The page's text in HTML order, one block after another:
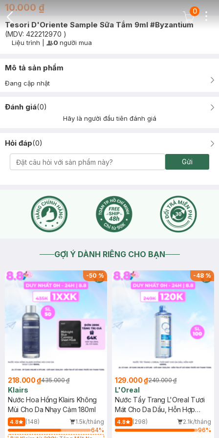
Back Icon
Cart Icon
0
10.000 ₫
Tesori D'Oriente Sample Sữa Tắm 9ml #Byzantium
(MDV: 422212970 )
Timer Gray Icon
Liệu trình User Product Icon
0 người mua
Mô tả sản phẩm
Đang cập nhật
Đánh giá(0)
Hãy là người đầu tiên đánh giá
Hỏi đáp(0)
Gửi
GỢI Ý DÀNH RIÊNG CHO BẠN
-50%
218.000 ₫435.000 ₫
Klairs
Nước Hoa Hồng Klairs Không
Mùi Cho Da Nhạy Cảm 180ml
4.8 (148)
1.5k/tháng
64%
-48%
129.000 ₫249.000 ₫
L'Oreal
Nước Tẩy Trang L'Oreal Tươi
Mát Cho Da Dầu, Hỗn Hợp
400ml
4.8 (298)
2.1k/tháng
96%